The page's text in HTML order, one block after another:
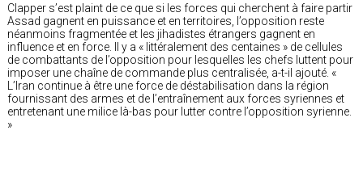
Clapper s’est plaint de ce que si les forces qui cherchent à faire partir
Assad gagnent en puissance et en territoires, l’opposition reste
néanmoins fragmentée et les jihadistes étrangers gagnent en
influence et en force. Il y a « littéralement des centaines » de cellules
de combattants de l’opposition pour lesquelles les chefs luttent pour
imposer une chaîne de commande plus centralisée, a-t-il ajouté. «
L’Iran continue à être une force de déstabilisation dans la région
fournissant des armes et de l’entraînement aux forces syriennes et
entretenant une milice là-bas pour lutter contre l’opposition syrienne.
»